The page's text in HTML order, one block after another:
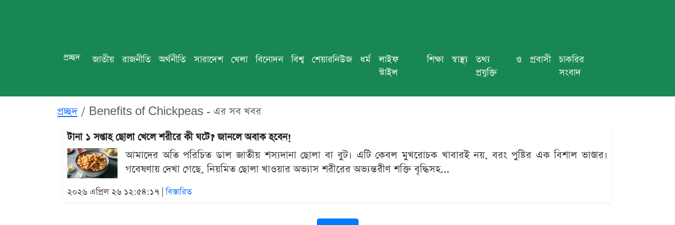
প্রচ্ছদ জাতীয় রাজনীতি অর্থনীতি সারাদেশ খেলা বিনোদন বিশ্ব শেয়ারনিউজ ধর্ম
লাইফ
স্টাইল
শিক্ষা স্বাস্থ্য
তথ্য ও
প্রযুক্তি
প্রবাসী
চাকরির
সংবাদ
প্রচ্ছদ Benefits of Chickpeas - এর সব খবর
টানা ১ সপ্তাহ ছোলা খেলে শরীরে কী ঘটে? জানলে অবাক হবেন!
আমাদের অতি পরিচিত ডাল জাতীয় শস্যদানা ছোলা বা বুট। এটি কেবল মুখরোচক খাবারই নয়, বরং পুষ্টির এক বিশাল ভাণ্ডার।
গবেষণায় দেখা গেছে, নিয়মিত ছোলা খাওয়ার অভ্যাস শরীরের অভ্যন্তরীণ শক্তি বৃদ্ধিসহ...
২০২৬ এপ্রিল ২৬ ১২:৫৪:১৭ |বিস্তারিত